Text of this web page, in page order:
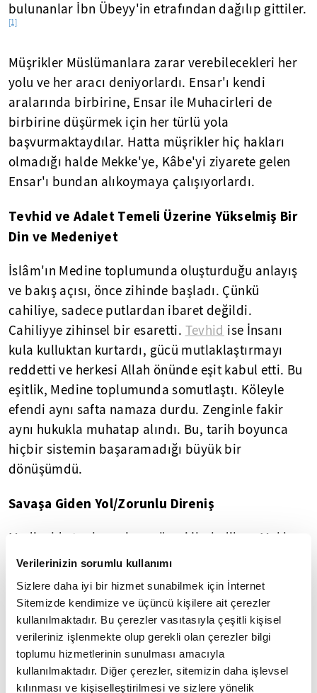
Verilerinizin sorumlu kullanımı
Sizlere daha iyi bir hizmet sunabilmek için İnternet
Sitemizde kendimize ve üçüncü kişilere ait çerezler
kullanılmaktadır. Bu çerezler vasıtasıyla çeşitli kişisel
verileriniz işlenmekte olup gerekli olan çerezler bilgi
toplumu hizmetlerinin sunulması amacıyla
kullanılmaktadır. Diğer çerezler, sitemizin daha işlevsel
kılınması ve kişiselleştirilmesi ve sizlere yönelik
bulunanlar İbn Übeyy'in etrafından dağılıp gittiler.
[1]
Müşrikler Müslümanlara zarar verebilecekleri her
yolu ve her aracı deniyorlardı. Ensar'ı kendi
aralarında birbirine, Ensar ile Muhacirleri de
birbirine düşürmek için her türlü yola
başvurmaktaydılar. Hatta müşrikler hiç hakları
olmadığı halde Mekke'ye, Kâbe'yi ziyarete gelen
Ensar'ı bundan alıkoymaya çalışıyorlardı.
Tevhid ve Adalet Temeli Üzerine Yükselmiş Bir
Din ve Medeniyet
İslâm'ın Medine toplumunda oluşturduğu anlayış
ve bakış açısı, önce zihinde başladı. Çünkü
cahiliye, sadece putlardan ibaret değildi.
Cahiliyye zihinsel bir esaretti. Tevhid ise İnsanı
kula kulluktan kurtardı, gücü mutlaklaştırmayı
reddetti ve herkesi Allah önünde eşit kabul etti. Bu
eşitlik, Medine toplumunda somutlaştı. Köleyle
efendi aynı safta namaza durdu. Zenginle fakir
aynı hukukla muhatap alındı. Bu, tarih boyunca
hiçbir sistemin başaramadığı büyük bir
dönüşümdü.
Savaşa Giden Yol/Zorunlu Direniş
Medine'de toplumu inşa süreci ilerledikçe, Mekke
bu gelişmeyi varoluşsal bir tehdit olarak gördü.
Çünkü Medine'de ortaya çıkan model: Putperestliği
mahkûm ediyor, zulmü meşrulaştıran ekonomik
düzeni sarsıyor, Kureyş'in bölgesel otoritesini
zayıflatıyordu.
Savaş, Müslümanların tercihi olmadı. Savaş,